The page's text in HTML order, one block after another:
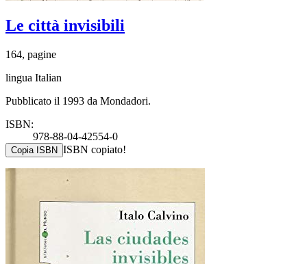
Le città invisibili
164, pagine
lingua Italian
Pubblicato il 1993 da Mondadori.
ISBN:
978-88-04-42554-0
Copia ISBN ISBN copiato!